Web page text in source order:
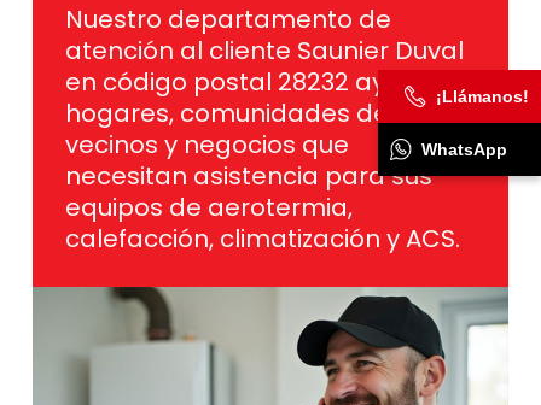
Nuestro departamento de
atención al cliente Saunier Duval
en código postal 28232 ayuda a
hogares, comunidades de
vecinos y negocios que
necesitan asistencia para sus
equipos de aerotermia,
calefacción, climatización y ACS.
¡Llámanos!
WhatsApp